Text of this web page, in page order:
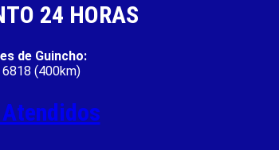
24 HORAS
de Guincho:
(400km)